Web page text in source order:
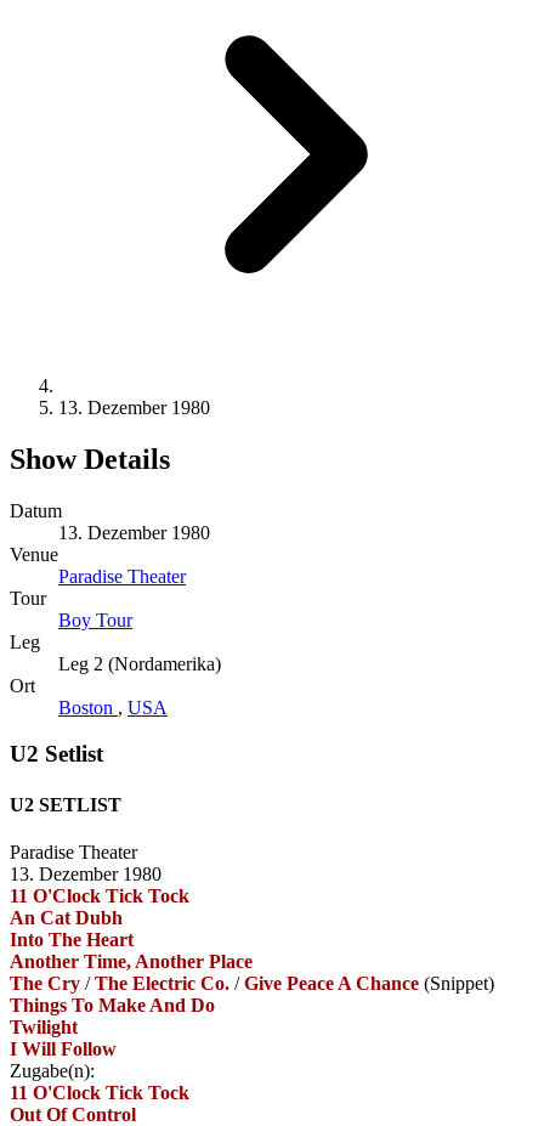
13. Dezember 1980
Show Details
Datum
13. Dezember 1980
Venue
Paradise Theater
Tour
Boy Tour
Leg
Leg 2 (Nordamerika)
Ort
Boston , USA
U2 Setlist
U2 SETLIST
Paradise Theater
13. Dezember 1980
11 O'Clock Tick Tock
An Cat Dubh
Into The Heart
Another Time, Another Place
The Cry /The Electric Co. /Give Peace A Chance (Snippet)
Things To Make And Do
Twilight
I Will Follow
Zugabe(n):
11 O'Clock Tick Tock
Out Of Control